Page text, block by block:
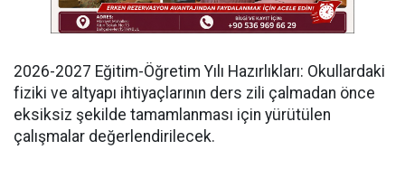
​2026-2027 Eğitim-Öğretim Yılı Hazırlıkları: Okullardaki
fiziki ve altyapı ihtiyaçlarının ders zili çalmadan önce
eksiksiz şekilde tamamlanması için yürütülen
çalışmalar değerlendirilecek.